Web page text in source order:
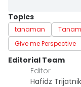
Topics
tanaman
Give me Perspective
Editorial Team
Editor
Hafidz